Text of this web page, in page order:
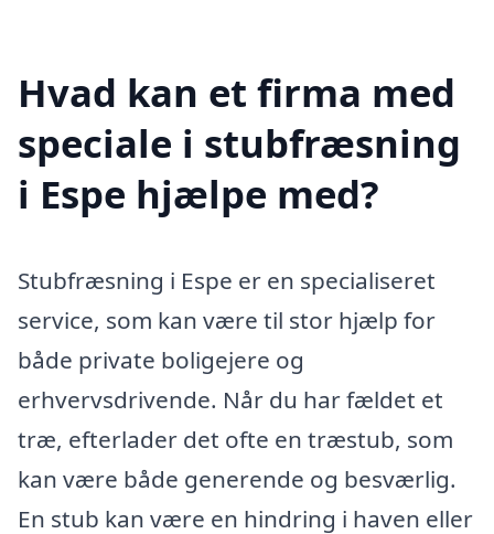
Hvad kan et firma med
speciale i stubfræsning
i Espe hjælpe med?
Stubfræsning i Espe er en specialiseret
service, som kan være til stor hjælp for
både private boligejere og
erhvervsdrivende. Når du har fældet et
træ, efterlader det ofte en træstub, som
kan være både generende og besværlig.
En stub kan være en hindring i haven eller